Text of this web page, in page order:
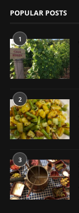
POPULAR POSTS
1
2
3